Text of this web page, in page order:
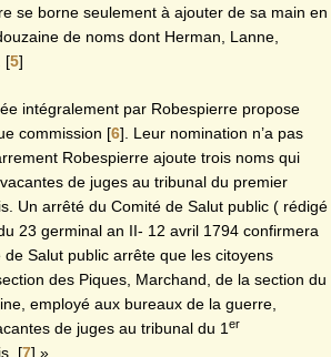
se borne seulement à ajouter de sa main en
de noms dont Herman, Lanne,
[5]
intégralement par Robespierre propose
commission [6]. Leur nomination n’a pas
Robespierre ajoute trois noms qui
de juges au tribunal du premier
Un arrêté du Comité de Salut public ( rédigé
23 germinal an II- 12 avril 1794 confirmera
Salut public arrête que les citoyens
des Piques, Marchand, de la section du
employé aux bureaux de la guerre,
de juges au tribunal du 1er
[7] »